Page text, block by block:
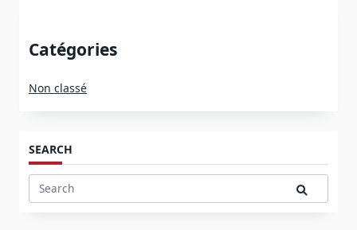
Catégories
Non classé
SEARCH
Search